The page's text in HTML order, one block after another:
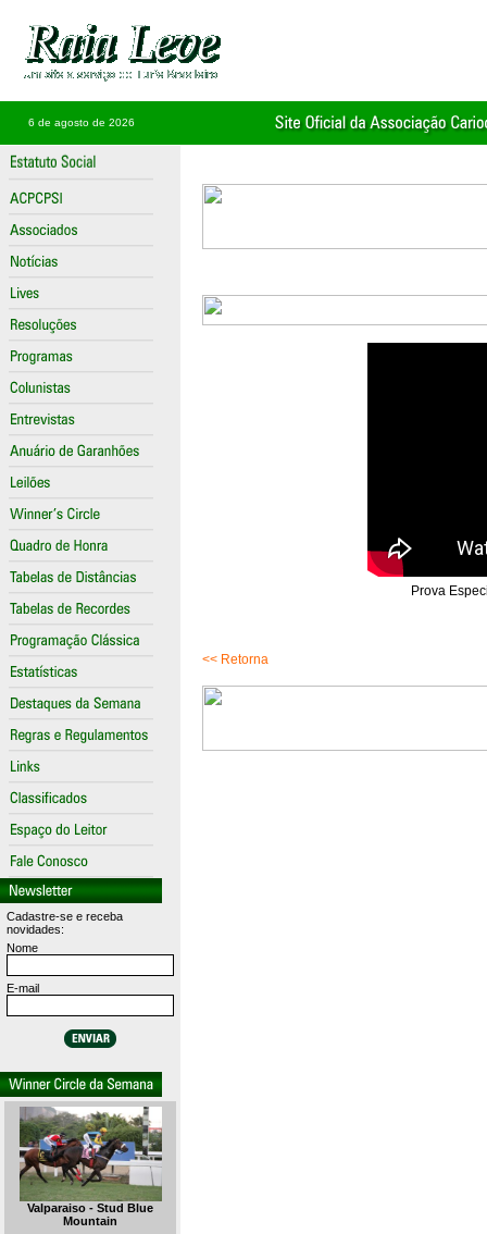
6 de agosto de 2026
Cadastre-se e receba
novidades:
Nome
E-mail
Valparaiso - Stud Blue
Mountain
Prova
<< Retorna